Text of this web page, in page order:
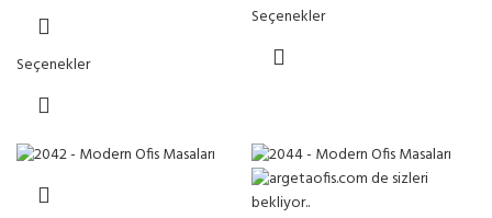
Seçenekler
Seçenekler